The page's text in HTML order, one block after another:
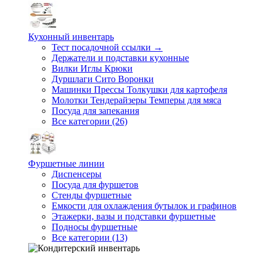
Кухонный инвентарь
Тест посадочной ссылки →
Держатели и подставки кухонные
Вилки Иглы Крюки
Дуршлаги Сито Воронки
Машинки Прессы Толкушки для картофеля
Молотки Тендерайзеры Темперы для мяса
Посуда для запекания
Все категории (26)
Фуршетные линии
Диспенсеры
Посуда для фуршетов
Стенды фуршетные
Емкости для охлаждения бутылок и графинов
Этажерки, вазы и подставки фуршетные
Подносы фуршетные
Все категории (13)